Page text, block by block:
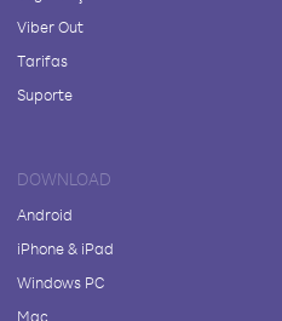
Viber Out
Tarifas
Suporte
DOWNLOAD
Android
iPhone & iPad
Windows PC
Mac